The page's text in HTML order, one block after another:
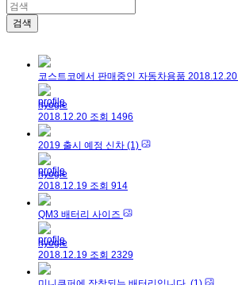
검색
코스트코에서 판매중인 자동차용품 2018.12.20
hyogle
2018.12.20 조회 1496
2019 출시 예정 신차 (1)
hyogle
2018.12.19 조회 914
QM3 배터리 사이즈
hyogle
2018.12.19 조회 2329